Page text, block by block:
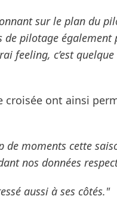
sur le plan du
de pilotage
feeling, c’est
croisée ont ainsi
moments cette
nos données
aussi à ses côtés."